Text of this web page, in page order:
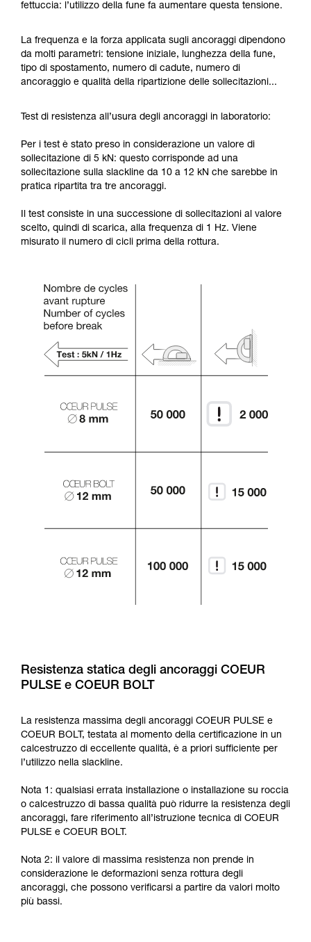
fettuccia: l’utilizzo della fune fa aumentare questa tensione.
La frequenza e la forza applicata sugli ancoraggi dipendono
da molti parametri: tensione iniziale, lunghezza della fune,
tipo di spostamento, numero di cadute, numero di
ancoraggio e qualità della ripartizione delle sollecitazioni...
Test di resistenza all’usura degli ancoraggi in laboratorio:
Per i test è stato preso in considerazione un valore di
sollecitazione di 5 kN: questo corrisponde ad una
sollecitazione sulla slackline da 10 a 12 kN che sarebbe in
pratica ripartita tra tre ancoraggi.
Il test consiste in una successione di sollecitazioni al valore
scelto, quindi di scarica, alla frequenza di 1 Hz. Viene
misurato il numero di cicli prima della rottura.
Resistenza statica degli ancoraggi COEUR
PULSE e COEUR BOLT
La resistenza massima degli ancoraggi COEUR PULSE e
COEUR BOLT, testata al momento della certificazione in un
calcestruzzo di eccellente qualità, è a priori sufficiente per
l’utilizzo nella slackline.
Nota 1: qualsiasi errata installazione o installazione su roccia
o calcestruzzo di bassa qualità può ridurre la resistenza degli
ancoraggi, fare riferimento all’istruzione tecnica di COEUR
PULSE e COEUR BOLT.
Nota 2: il valore di massima resistenza non prende in
considerazione le deformazioni senza rottura degli
ancoraggi, che possono verificarsi a partire da valori molto
più bassi.